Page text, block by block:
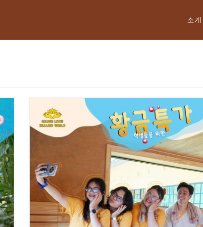
소개
Tiktok cùng Golden Lotus nhận thưởng đến 9tr đồng.